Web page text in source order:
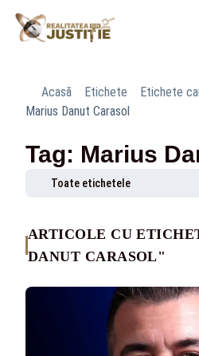
Acasă Etichete
Etichete
Marius Danut Carasol
Tag: Marius
Toate etichetele
ARTICOLE CU
DANUT CARASOL"